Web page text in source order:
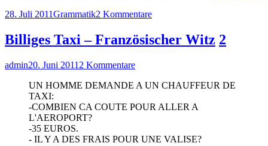
Veröffentlicht
28. Juli 2011Kategorien
Grammatik2 Kommentarezu
Mengenangaben
Billiges Taxi – Französischer Witz 2
Autor
adminVeröffentlicht
20. Juni 2011 2 Kommentarezu
Taxi
Französischer
UN HOMME DEMANDE A UN CHAUFFEUR DE
TAXI:
-COMBIEN CA COUTE POUR ALLER A
L'AEROPORT?
-35 EUROS.
- IL Y A DES FRAIS POUR UNE VALISE?